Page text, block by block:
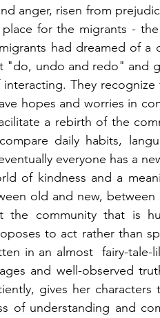
anger, risen from
for the migrants -
had dreamed of a
"do, undo and redo" and
They
hopes and worries in
a rebirth of the
daily habits,
everyone has a
of kindness and a
old and new, between
community that is
to act rather than
in an almost  fairy-tale-
and well-observed
gives her
of understanding and